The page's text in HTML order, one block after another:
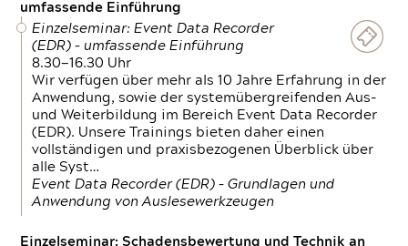
umfassende Einführung
Einzelseminar: Event Data Recorder
(EDR) – umfassende Einführung
8.30—16.30 Uhr
Wir verfügen über mehr als 10 Jahre Erfahrung in der
Anwendung, sowie der systemübergreifenden Aus-
und Weiterbildung im Bereich Event Data Recorder
(EDR). Unsere Trainings bieten daher einen
vollständigen und praxisbezogenen Überblick über
alle Syst…
Event Data Recorder (EDR) – Grundlagen und
Anwendung von Auslesewerkzeugen
Einzelseminar: Schadensbewertung und Technik an